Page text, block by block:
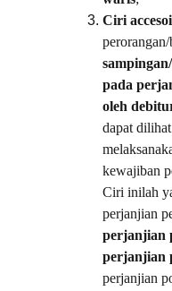
Ciri
pada
oleh
dapat
kewajiban
Ciri inilah
perjanjian
perjanjian
perjanjian
perjanjian